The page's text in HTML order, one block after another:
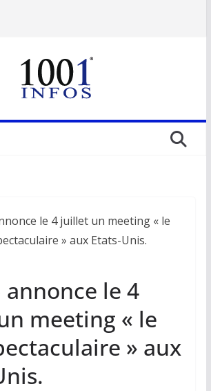
le 4
meeting « le
» aux